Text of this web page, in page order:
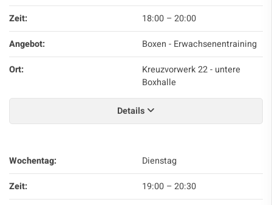
Zeit:
18:00 – 20:00
Angebot:
Boxen - Erwachsenentraining
Ort:
Kreuzvorwerk 22 - untere
Boxhalle
Details
Wochentag:
Dienstag
Zeit:
19:00 – 20:30